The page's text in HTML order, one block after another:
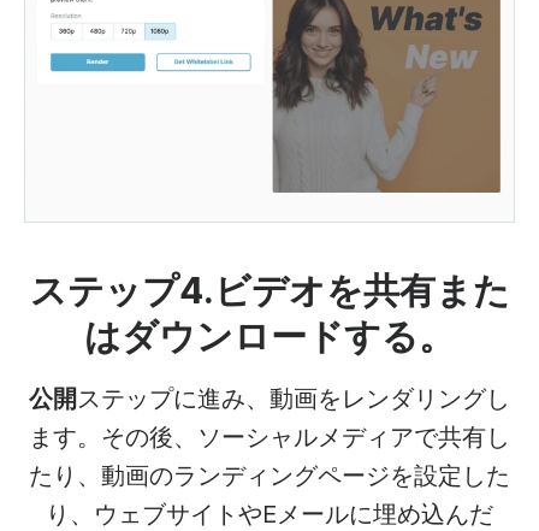
ステップ4.ビデオを共有また
はダウンロードする。
公開ステップに進み、動画をレンダリングし
ます。その後、ソーシャルメディアで共有し
たり、動画のランディングページを設定した
り、ウェブサイトやEメールに埋め込んだ